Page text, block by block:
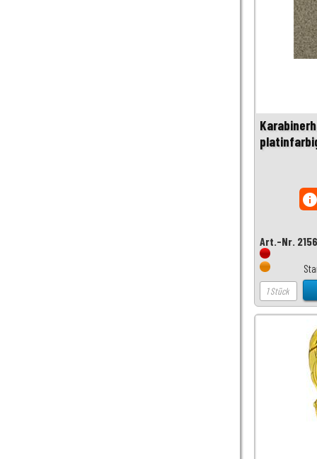
info
Art.-Nr.